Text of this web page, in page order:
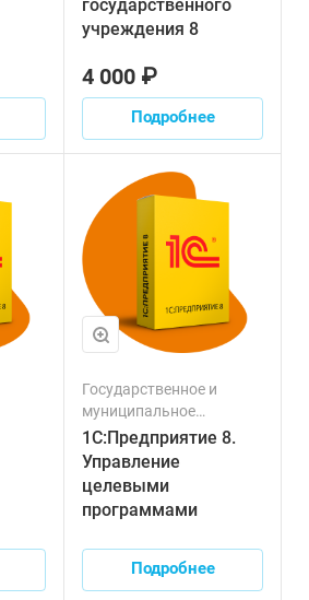
Финансовый сектор/
Налоги
государственного
учреждения 8
4 000 ₽
Подробнее
Государственное и
муниципальное
управление
1С:Предприятие 8.
Управление
целевыми
программами
Подробнее